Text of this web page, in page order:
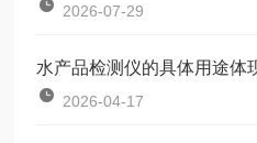
2026-07-29
水产品检测仪的具体用途体
2026-04-17